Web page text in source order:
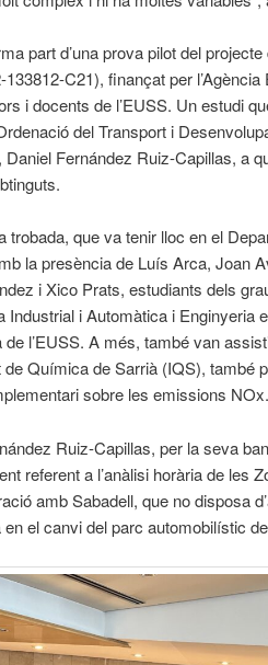
part d’una prova pilot del
133812-C21), finançat per
i docents de l’EUSS. Un estudi
del Transport i
Daniel Fernández Ruiz-Capillas, a
trobada, que va tenir lloc en el
la presència de Luís Arca, Joan
i Xico Prats, estudiants dels
Industrial i Automàtica i Enginyeria
de l’EUSS. A més, també van
de Química de Sarrià (IQS), també
sobre les emissions NOx.
Ruiz-Capillas, per la seva
referent a l’anàlisi horària de les
amb Sabadell, que no disposa
el canvi del parc automobilístic